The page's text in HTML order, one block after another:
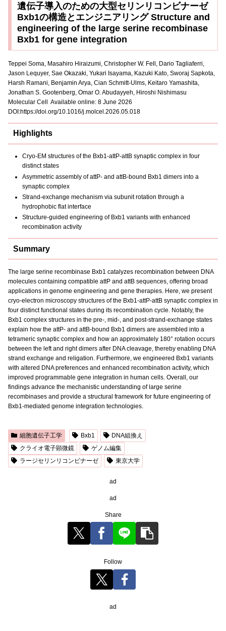
遺伝子導入のための大型セリンリコンビナーゼ
Bxb1の構造とエンジニアリング Structure and
engineering of the large serine recombinase
Bxb1 for gene integration
Teppei Soma, Masahiro Hiraizumi, Christopher W. Fell, Dario Tagliaferri,
Jason Lequyer, Sae Okazaki, Yukari Isayama, Kazuki Kato, Sworaj Sapkota,
Harsh Ramani, Benjamin Arya, Cian Schmitt-Ulms, Keitaro Yamashita,
Jonathan S. Gootenberg, Omar O. Abudayyeh, Hiroshi Nishimasu
Molecular Cell Available online: 8 June 2026
DOI:https://doi.org/10.1016/j.molcel.2026.05.018
Highlights
Cryo-EM structures of the Bxb1-attP-attB synaptic complex in four
distinct states
Asymmetric assembly of attP- and attB-bound Bxb1 dimers into a
synaptic complex
Strand-exchange mechanism via subunit rotation through a
hydrophobic flat interface
Structure-guided engineering of Bxb1 variants with enhanced
recombination activity
Summary
The large serine recombinase Bxb1 catalyzes recombination between DNA
molecules containing compatible attP and attB sequences, offering broad
applications in genome engineering and gene therapies. Here, we present
cryo-electron microscopy structures of the Bxb1-attP-attB synaptic complex in
four distinct functional states during its recombination cycle. Notably, the
Bxb1 complex structures in the pre-, mid-, and post-strand-exchange states
explain how the attP- and attB-bound Bxb1 dimers are assembled into a
tetrameric synaptic complex and how an approximately 180° rotation occurs
between the left and right dimers after DNA cleavage, thereby enabling DNA
strand exchange and religation. Furthermore, we engineered Bxb1 variants
with altered DNA preferences and enhanced recombination activity, which
improved programmable gene integration in human cells. Overall, our
findings advance the mechanistic understanding of large serine
recombinases and provide a structural framework for future engineering of
Bxb1-mediated genome integration technologies.
細胞遺伝子工学 Bxb1
DNA組換え
クライオ電子顕微鏡
ゲノム編集
ラージセリンリコンビナーゼ
東京大学
ad
ad
Share
Follow
ad